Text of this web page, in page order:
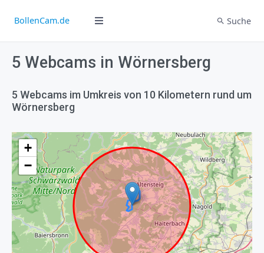
BollenCam.de Suche
5 Webcams in Wörnersberg
5 Webcams im Umkreis von 10 Kilometern rund um
Wörnersberg
+
−